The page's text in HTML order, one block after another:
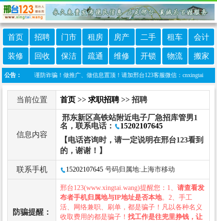
首页 招聘 门市 租房 房产 二手 租车 会计
装修 回收 保洁 疏通 维修 开锁 物流 搬家
公告：
高警惕，谨防诈骗！做推广、做信息置顶！请加邢台123客服微信：cnxingtai
当前位置 首页 >> 求职招聘>> 招聘
信息内容
邢东新区高铁站附近电子厂急招库管男1
名，联系电话：
15202107645
【电话咨询时，请一定说明在邢台123看到
的，谢谢！】
联系手机 15202107645 号码归属地:上海市移动
防骗提醒：
邢台123(www.xingtai.wang)提醒您：1、 请查看发
布者手机归属地与IP地址是否本地。2、手工
活、网络兼职、刷单，都是骗子！凡以各种名义
收取费用的都是骗子！ 找工作是往兜里挣钱，让